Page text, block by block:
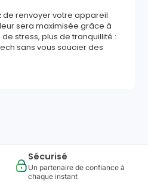
de renvoyer votre appareil
sera maximisée grâce à
stress, plus de tranquillité :
sans vous soucier des
Sécurisé
Un partenaire de confiance à
chaque instant